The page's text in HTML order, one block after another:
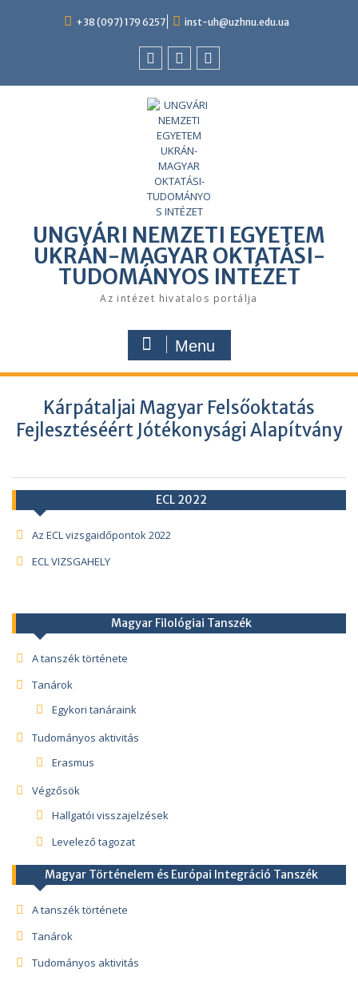
+38 (097) 179 6257 inst-uh@uzhnu.edu.ua
UNGVÁRI NEMZETI EGYETEM
UKRÁN-MAGYAR OKTATÁSI-
TUDOMÁNYOS INTÉZET
Az intézet hivatalos portálja
Menu
Kárpátaljai Magyar Felsőoktatás
Fejlesztéséért Jótékonysági Alapítvány
ECL 2022
Az ECL vizsgaidőpontok 2022
ECL VIZSGAHELY
Magyar Filológiai Tanszék
A tanszék története
Tanárok
Egykori tanáraink
Tudományos aktivitás
Erasmus
Végzősök
Hallgatói visszajelzések
Levelező tagozat
Magyar Történelem és Európai Integráció Tanszék
A tanszék története
Tanárok
Tudományos aktivitás